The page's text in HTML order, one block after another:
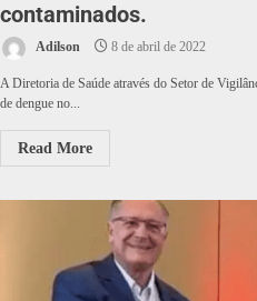
contaminados.
Adilson 8 de abril de 2022
A Diretoria de Saúde através do Setor de
de dengue no...
Read More